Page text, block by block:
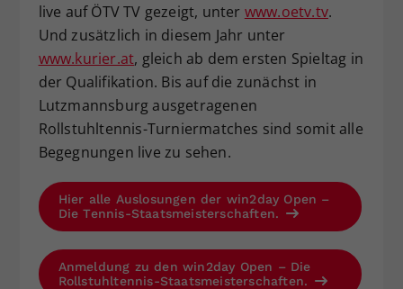
live auf ÖTV TV gezeigt, unter www.oetv.tv.
Und zusätzlich in diesem Jahr unter
www.kurier.at, gleich ab dem ersten Spieltag in
der Qualifikation. Bis auf die zunächst in
Lutzmannsburg ausgetragenen
Rollstuhltennis-Turniermatches sind somit alle
Begegnungen live zu sehen.
Hier alle Auslosungen der win2day Open –
Die Tennis-Staatsmeisterschaften.
Anmeldung zu den win2day Open – Die
Rollstuhltennis-Staatsmeisterschaften.